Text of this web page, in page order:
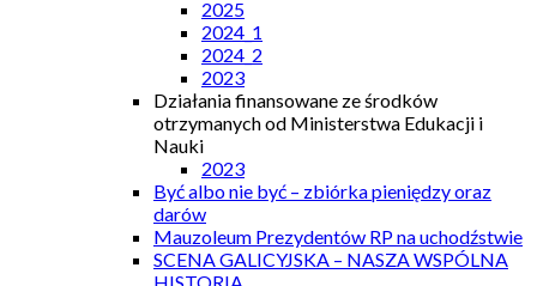
2025
2024_1
2024_2
2023
Działania finansowane ze środków
otrzymanych od Ministerstwa Edukacji i
Nauki
2023
Być albo nie być – zbiórka pieniędzy oraz
darów
Mauzoleum Prezydentów RP na uchodźstwie
SCENA GALICYJSKA – NASZA WSPÓLNA